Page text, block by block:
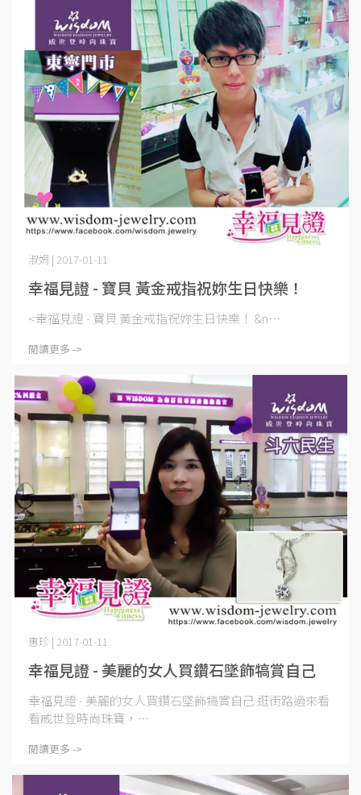
幸福見證 - 寶貝 黃金戒指祝妳生日快樂！
淑娟 | 2017-01-11
<幸福見證 - 寶貝 黃金戒指祝妳生日快樂！ &n⋯
閱讀更多 ->
幸福見證 - 美麗的女人買鑽石墜飾犒賞自己
惠珍 | 2017-01-11
幸福見證 - 美麗的女人買鑽石墜飾犒賞自己 逛街路過來看
看威世登時尚珠寶，⋯
閱讀更多 ->